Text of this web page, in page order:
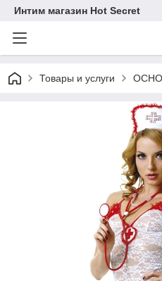
Интим магазин Hot Secret
Товары и услуги